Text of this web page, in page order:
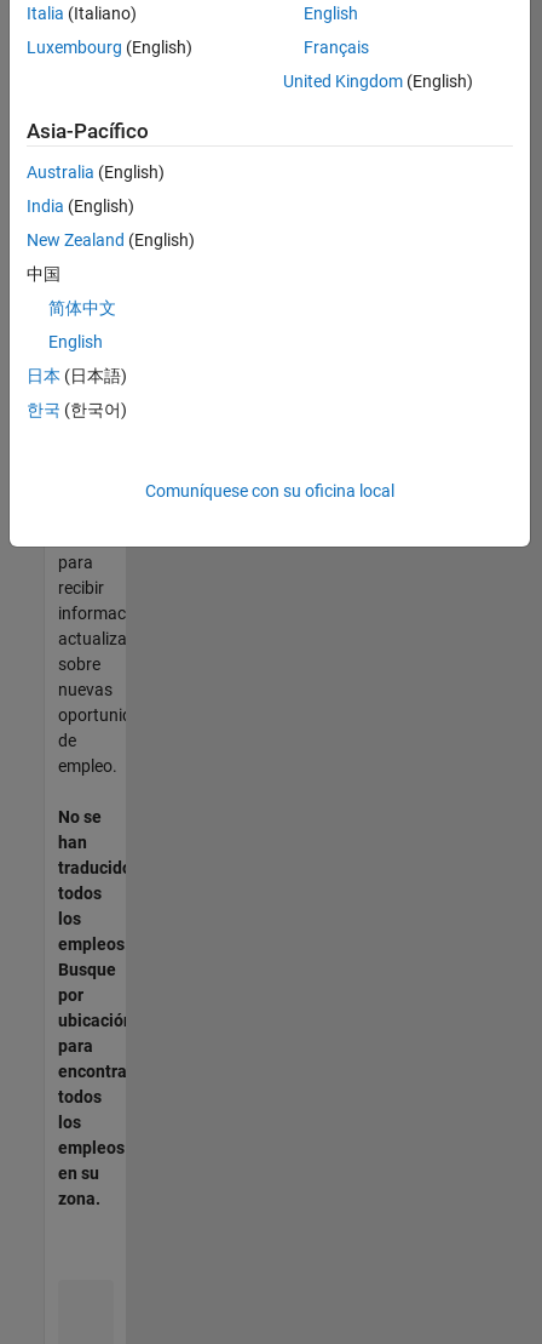
ampliar
su
todos
empleos.
Si aun
así no
ninguna
vacante
que se
a sus
cualificaciones,
para
recibir
información
actualizada
sobre
nuevas
oportunidades
de
empleo.
No se
han
traducido
todos
los
empleos.
Busque
por
ubicación
para
encontrar
todos
los
empleos
en su
zona.
Italia (Italiano)
Luxembourg (English)
English
Français
United Kingdom(English)
Asia-Pacífico
Australia (English)
India (English)
New Zealand (English)
中国
简体中文
English
日本 (日本語)
한국 (한국어)
Comuníquese con su oficina local